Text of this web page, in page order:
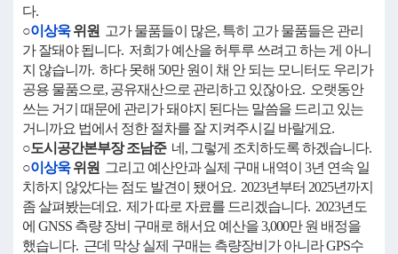
다.
○이상욱위원 고가 물품들이 많은, 특히 고가 물품들은 관리
가 잘돼야 됩니다. 저희가 예산을 허투루 쓰려고 하는 게 아니
지 않습니까. 하다 못해 50만 원이 채 안 되는 모니터도 우리가
공용 물품으로, 공유재산으로 관리하고 있잖아요. 오랫동안
쓰는 거기 때문에 관리가 돼야지 된다는 말씀을 드리고 있는
거니까요 법에서 정한 절차를 잘 지켜주시길 바랄게요.
○도시공간본부장 조남준네, 그렇게 조치하도록 하겠습니다.
○이상욱위원 그리고 예산안과 실제 구매 내역이 3년 연속 일
치하지 않았다는 점도 발견이 됐어요. 2023년부터 2025년까지
좀 살펴봤는데요. 제가 따로 자료를 드리겠습니다. 2023년도
에 GNSS 측량 장비 구매로 해서요 예산을 3,000만 원 배정을
했습니다. 근데 막상 실제 구매는 측량장비가 아니라 GPS수